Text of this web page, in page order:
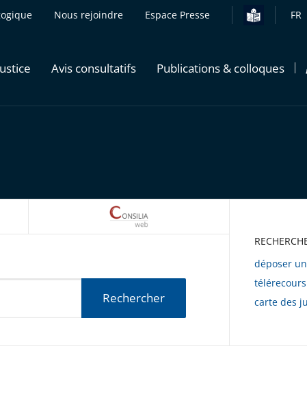
Nous rejoindre Espace Presse FR
Avis consultatifs Publications & colloques
Rechercher
déposer
télérecours
carte des